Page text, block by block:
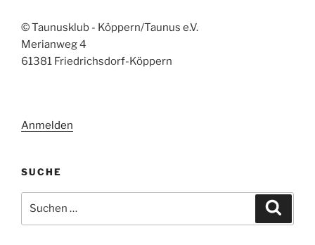
© Taunusklub - Köppern/Taunus e.V.
Merianweg 4
61381 Friedrichsdorf-Köppern
Anmelden
SUCHE
nach: